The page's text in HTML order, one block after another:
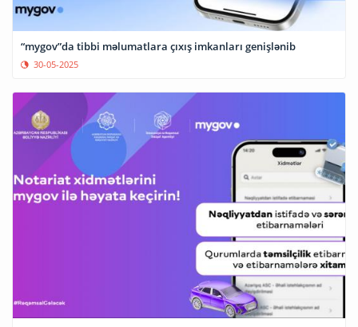
“mygov”da tibbi məlumatlara çıxış imkanları genişlənib
30-05-2025